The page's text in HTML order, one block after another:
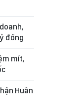
đồng
mít,
Huân